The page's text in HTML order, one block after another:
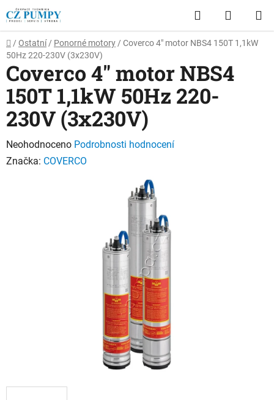
Přejít
na
obsah
Hledat
KOŠÍK
Domů
/ Ostatní / Ponorné motory / Coverco 4" motor NBS4 150T 1,1kW
50Hz 220-230V (3x230V)
Coverco 4" motor NBS4
150T 1,1kW 50Hz 220-
230V (3x230V)
Průměrné
hodnocení
Neohodnoceno Podrobnosti hodnocení
Značka: COVERCO